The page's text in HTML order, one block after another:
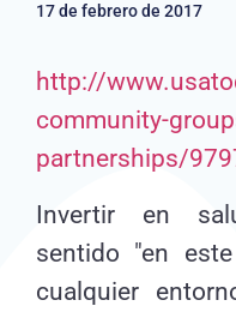
17 de febrero de 2017
http://
community-
partnerships/
Invertir en
sentido "en
cualquier